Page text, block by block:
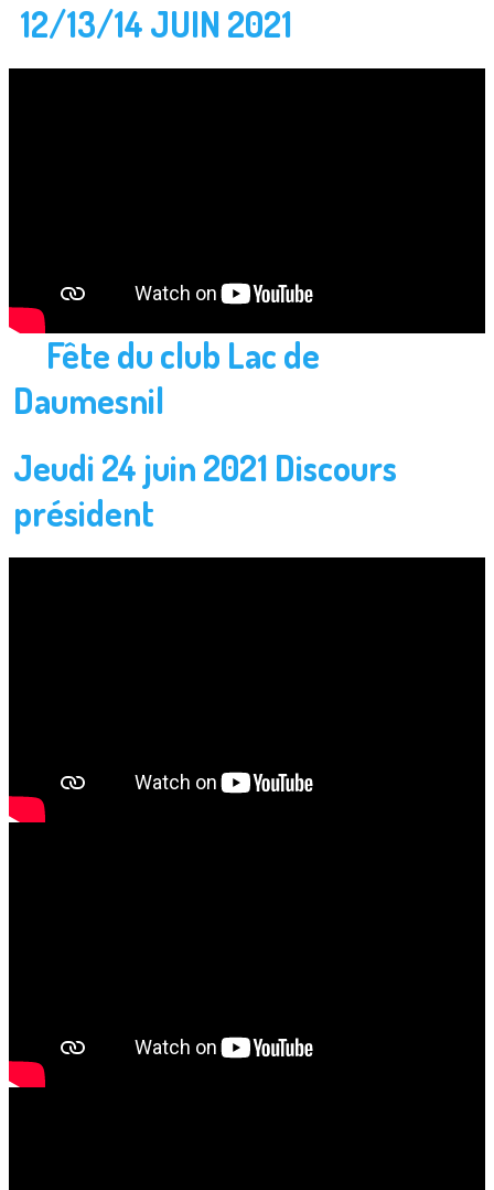
12/13/14 JUIN 2021
Fête du club Lac de
Daumesnil
Jeudi 24 juin 2021 Discours
président